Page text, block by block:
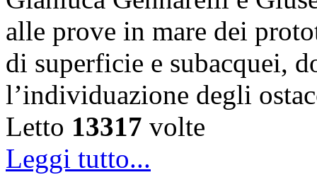
alle prove in mare dei
di superficie e subacquei,
l’individuazione degli
Letto 13317 volte
Leggi tutto...